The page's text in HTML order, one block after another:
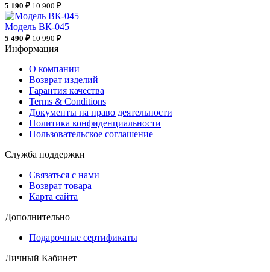
5 190 ₽ 10 900 ₽
Модель ВК-045
5 490 ₽ 10 990 ₽
Информация
О компании
Возврат изделий
Гарантия качества
Terms & Conditions
Документы на право деятельности
Политика конфиденциальности
Пользовательское соглашение
Служба поддержки
Связаться с нами
Возврат товара
Карта сайта
Дополнительно
Подарочные сертификаты
Личный Кабинет